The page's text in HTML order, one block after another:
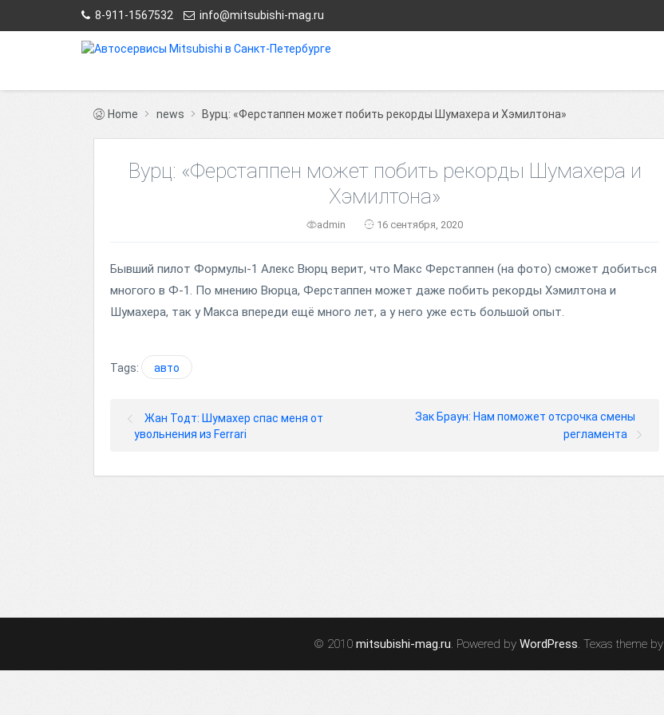
8-911-1567532 info@mitsubishi-mag.ru
Home news Вурц: «Ферстаппен может побить рекорды Шумахера и Хэмилтона»
Вурц: «Ферстаппен может побить рекорды Шумахера и
Хэмилтона»
admin 16 сентября, 2020
Бывший пилот Формулы-1 Алекс Вюрц верит, что Макс Ферстаппен (на фото) сможет добиться
многого в Ф-1. По мнению Вюрца, Ферстаппен может даже побить рекорды Хэмилтона и
Шумахера, так у Макса впереди ещё много лет, а у него уже есть большой опыт.
Tags: авто
Жан Тодт: Шумахер спас меня от
увольнения из Ferrari
Зак Браун: Нам поможет отсрочка смены
регламента
© 2010 mitsubishi-mag.ru. Powered by WordPress. Texas theme by